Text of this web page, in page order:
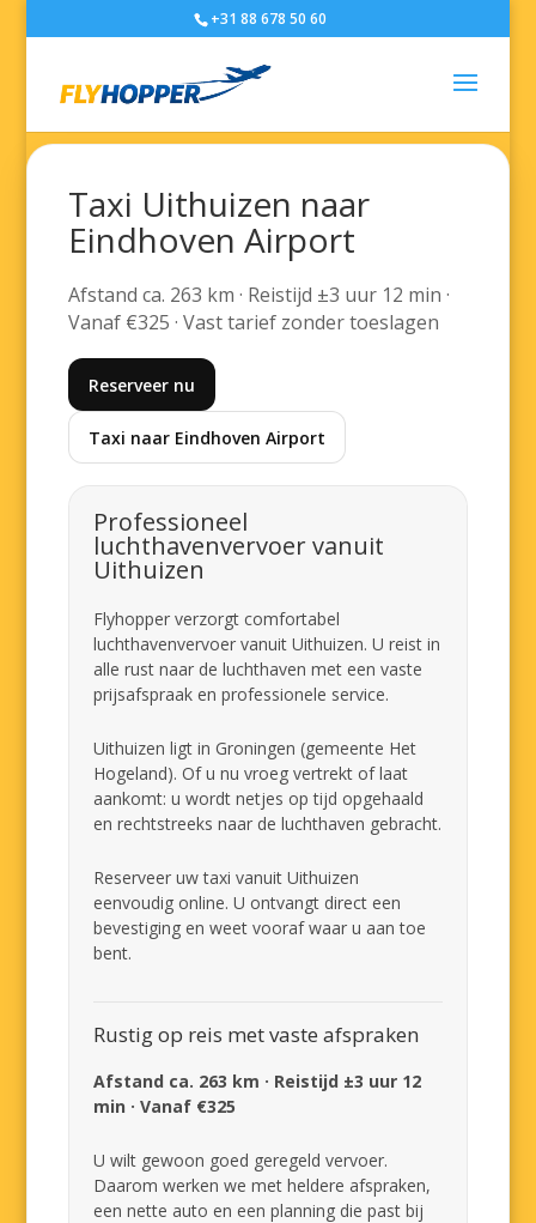
+31 88 678 50 60
Taxi Uithuizen naar
Eindhoven Airport
Afstand ca. 263 km · Reistijd ±3 uur 12 min ·
Vanaf €325 · Vast tarief zonder toeslagen
Reserveer nu
Taxi naar Eindhoven Airport
Professioneel
luchthavenvervoer vanuit
Uithuizen
Flyhopper verzorgt comfortabel
luchthavenvervoer vanuit Uithuizen. U reist in
alle rust naar de luchthaven met een vaste
prijsafspraak en professionele service.
Uithuizen ligt in Groningen (gemeente Het
Hogeland). Of u nu vroeg vertrekt of laat
aankomt: u wordt netjes op tijd opgehaald
en rechtstreeks naar de luchthaven gebracht.
Reserveer uw taxi vanuit Uithuizen
eenvoudig online. U ontvangt direct een
bevestiging en weet vooraf waar u aan toe
bent.
Rustig op reis met vaste afspraken
Afstand ca. 263 km · Reistijd ±3 uur 12
min · Vanaf €325
U wilt gewoon goed geregeld vervoer.
Daarom werken we met heldere afspraken,
een nette auto en een planning die past bij